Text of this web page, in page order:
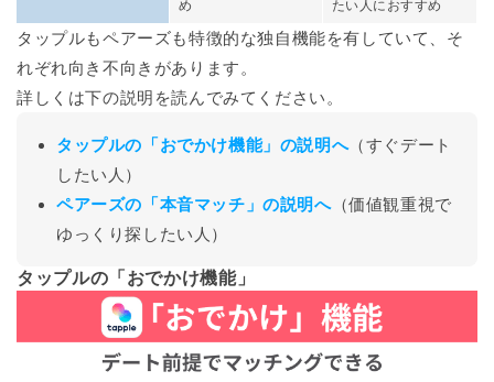
め
たい人におすすめ
タップルもペアーズも特徴的な独自機能を有していて、そ
れぞれ向き不向きがあります。
詳しくは下の説明を読んでみてください。
タップルの「おでかけ機能」の説明へ（すぐデート
したい人）
ペアーズの「本音マッチ」の説明へ（価値観重視で
ゆっくり探したい人）
タップルの「おでかけ機能」